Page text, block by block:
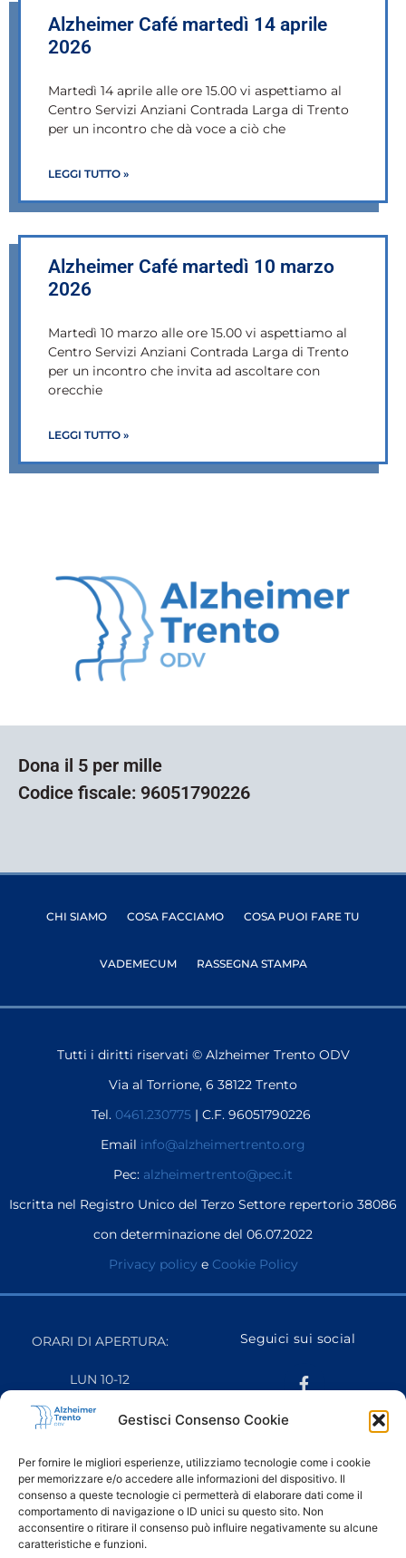
Gestisci Consenso Cookie
Per fornire le migliori esperienze, utilizziamo tecnologie come i cookie
per memorizzare e/o accedere alle informazioni del dispositivo. Il
consenso a queste tecnologie ci permetterà di elaborare dati come il
comportamento di navigazione o ID unici su questo sito. Non
acconsentire o ritirare il consenso può influire negativamente su alcune
caratteristiche e funzioni.
Alzheimer Café martedì 14 aprile
2026
Martedì 14 aprile alle ore 15.00 vi aspettiamo al
Centro Servizi Anziani Contrada Larga di Trento
per un incontro che dà voce a ciò che
LEGGI TUTTO »
Alzheimer Café martedì 10 marzo
2026
Martedì 10 marzo alle ore 15.00 vi aspettiamo al
Centro Servizi Anziani Contrada Larga di Trento
per un incontro che invita ad ascoltare con
orecchie
LEGGI TUTTO »
Dona il 5 per mille
Codice fiscale: 96051790226
CHI SIAMO COSA FACCIAMO COSA PUOI FARE TU
VADEMECUM RASSEGNA STAMPA
Tutti i diritti riservati © Alzheimer Trento ODV
Via al Torrione, 6 38122 Trento
Tel. 0461.230775 | C.F. 96051790226
Email info@alzheimertrento.org
Pec: alzheimertrento@pec.it
Iscritta nel Registro Unico del Terzo Settore repertorio 38086
con determinazione del 06.07.2022
Privacy policy e Cookie Policy
ORARI DI APERTURA:
LUN 10-12
MER CHIUSO
VEN 10-12
SAB CHIUSO
DOM CHIUSO
Seguici sui social